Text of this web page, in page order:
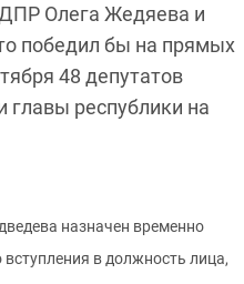
Олега Жедяева и
победил бы на прямых
48 депутатов
республики на
назначен временно
в должность лица,